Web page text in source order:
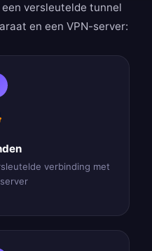
versleutelde tunnel
en een VPN-server:
verbinding met